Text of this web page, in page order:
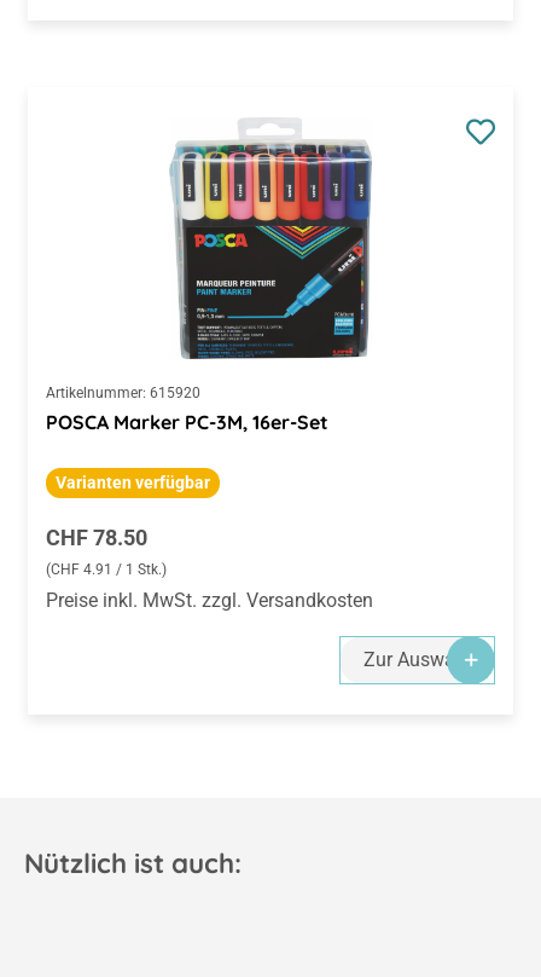
Artikelnummer: 615920
POSCA Marker PC-3M, 16er-Set
Varianten verfügbar
Regulärer Preis:
CHF 78.50
(CHF 4.91 / 1 Stk.)
Preise inkl. MwSt. zzgl. Versandkosten
Zur Auswahl
Nützlich ist auch: